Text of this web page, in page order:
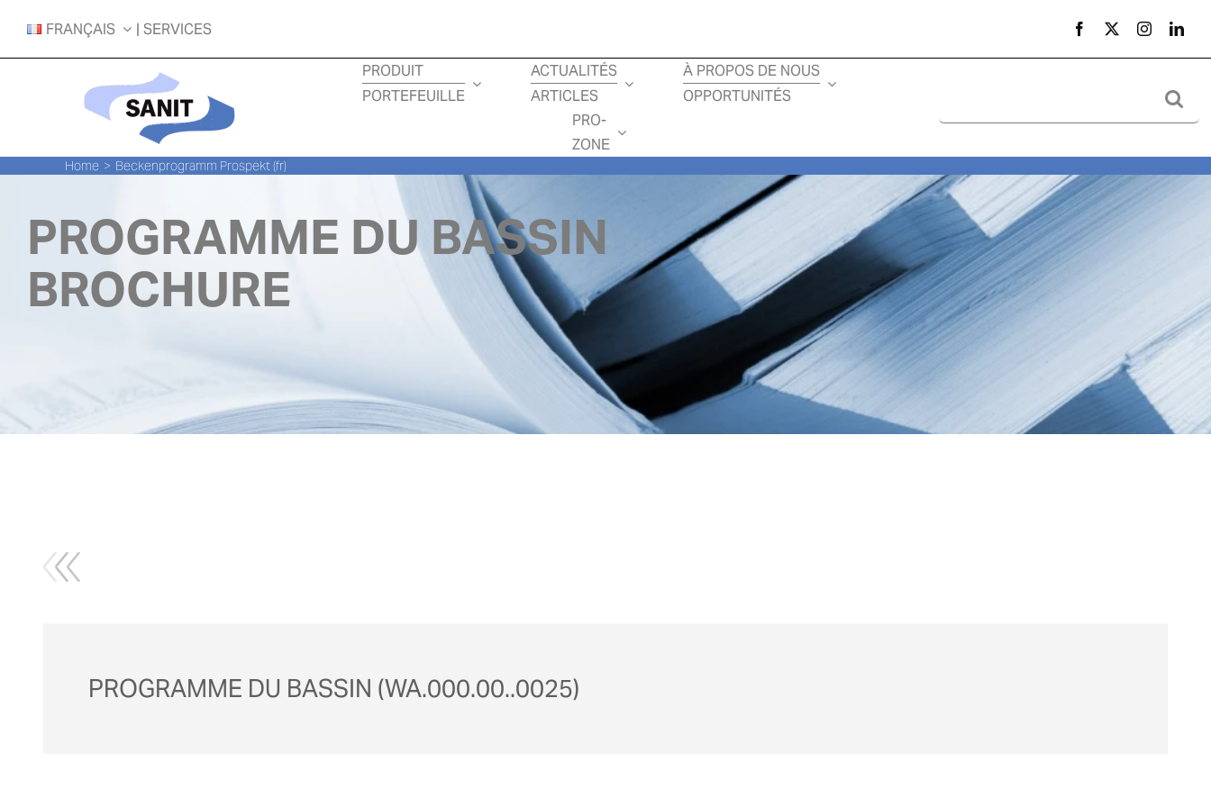
content
FRANÇAIS | SERVICES
PRODUIT
PORTEFEUILLE
ACTUALITÉS
ARTICLES
À PROPOS DE NOUS
OPPORTUNITÉS
PRO-
ZONE
Home Beckenprogramm Prospekt (fr)
PROGRAMME DU BASSIN
BROCHURE
PROGRAMME DU BASSIN (WA.000.00..0025)